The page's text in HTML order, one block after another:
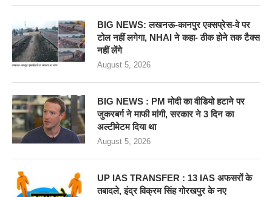
BIG NEWS: लखनऊ-कानपुर एक्सप्रेस-वे पर
टोल नहीं लगेगा, NHAI ने कहा- ठीक होने तक टैक्स
नहीं लेंगे
August 5, 2026
BIG NEWS : PM मोदी का वीडियो हटाने पर
जुकरबर्ग ने माफी मांगी, सरकार ने 3 दिन का
अल्टीमेटम दिया था
August 5, 2026
UP IAS TRANSFER : 13 IAS अफसरों के
तबादले, इंद्र विक्रम सिंह गोरखपुर के नए